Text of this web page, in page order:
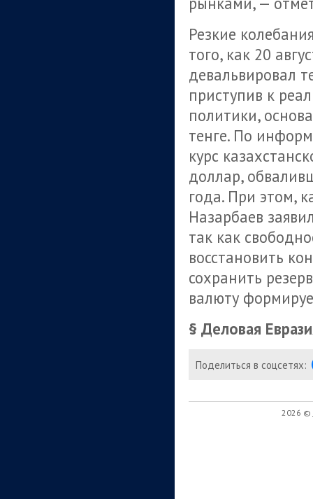
Резкие
того, как 20
девальвировал
приступив к
политики,
тенге. По
курс
доллар,
года. При этом,
Назарбаев
так как
восстановить
сохранить
валюту
§ Деловая
Поделиться в соцсетях:
2026 ©